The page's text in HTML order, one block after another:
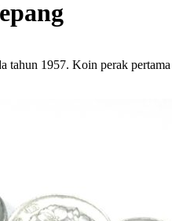
1957. Koin perak